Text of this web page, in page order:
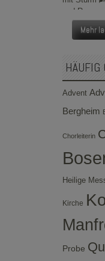
Mehr
HÄUFIG
Advent
Bergheim
Chorleiterin
Heilige
Kirche
Probe